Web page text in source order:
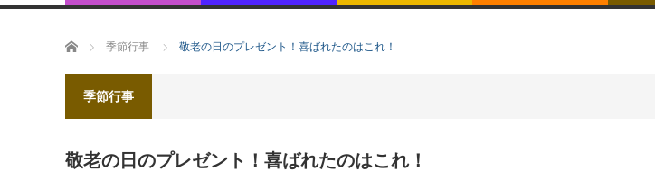
ホーム 季節行事 敬老の日のプレゼント！喜ばれたのはこれ！
季節行事
敬老の日のプレゼント！喜ばれたのはこれ！